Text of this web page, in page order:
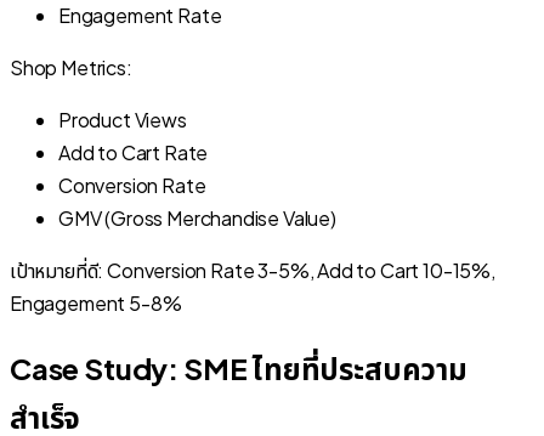
Engagement Rate
Shop Metrics:
Product Views
Add to Cart Rate
Conversion Rate
GMV (Gross Merchandise Value)
เป้าหมายที่ดี: Conversion Rate 3-5%, Add to Cart 10-15%,
Engagement 5-8%
Case Study: SME ไทยที่ประสบความ
สำเร็จ